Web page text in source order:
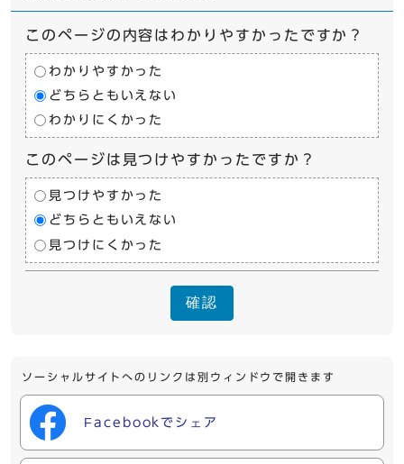
このページの内容はわかりやすかったですか？
わかりやすかった
どちらともいえない
わかりにくかった
このページは見つけやすかったですか？
見つけやすかった
どちらともいえない
見つけにくかった
確認
ソーシャルサイトへのリンクは別ウィンドウで開きます
Facebookでシェア